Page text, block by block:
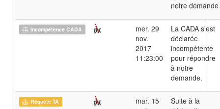
notre demande
Incompétence CADA
mer. 29
nov.
2017
11:23:00
La CADA s'est
déclarée
incompétente
pour répondre
à notre
demande.
Requête TA
mar. 15
Suite à la